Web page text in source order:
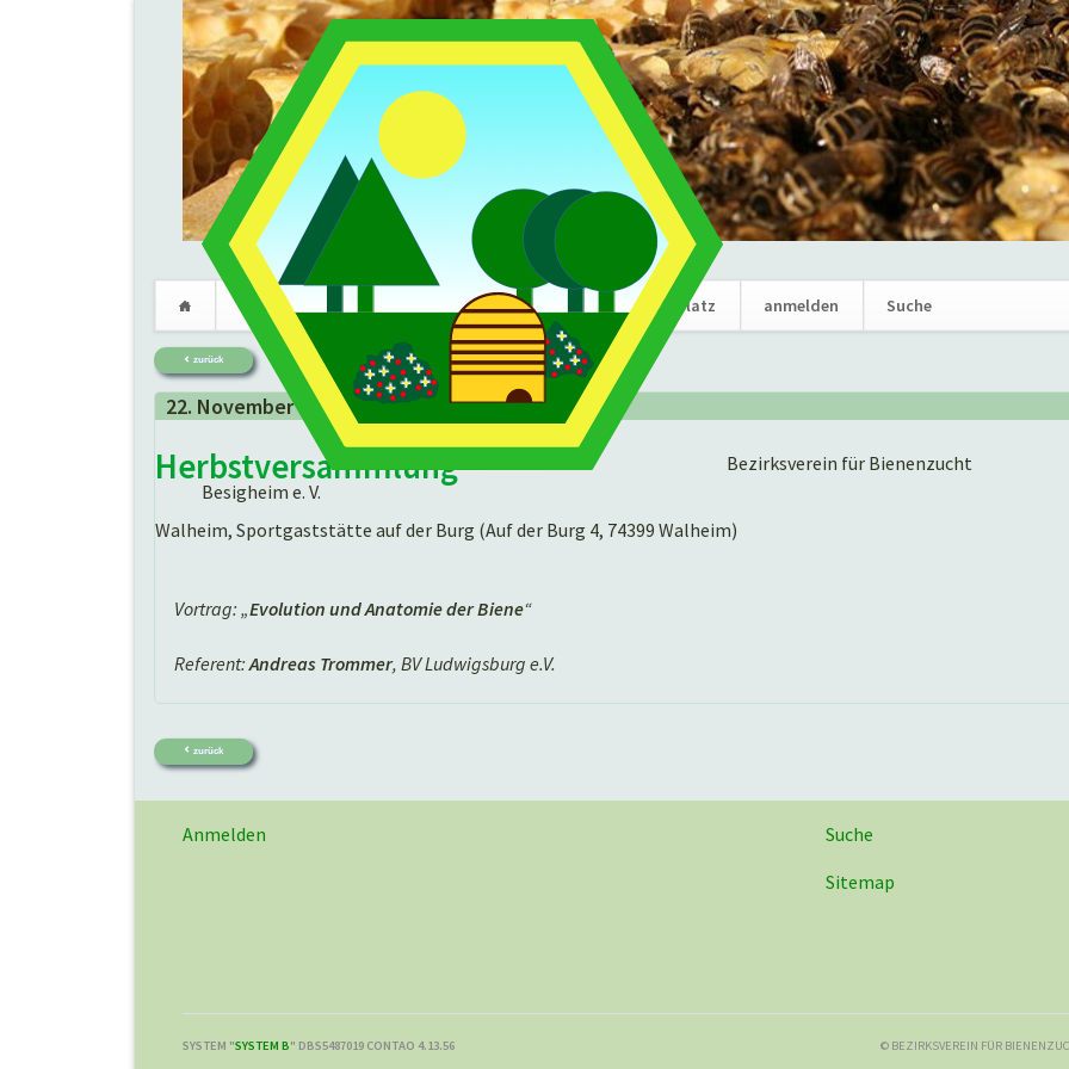
Bezirksverein für Bienenzucht
Besigheim e. V.
Verein Termine Marktplatz anmelden Suche
Navigation
überspringen
zurück
22. November2025 -17:30 Uhr
Herbstversammlung
Walheim, Sportgaststätte auf der Burg (Auf der Burg 4, 74399 Walheim)
Vortrag: „Evolution und Anatomie der Biene“
Referent: Andreas Trommer, BV Ludwigsburg e.V.
zurück
Anmelden
Suche
Sitemap
SYSTEM "SYSTEM B" DBS5487019 CONTAO 4.13.56 © BEZIRKSVEREIN FÜR